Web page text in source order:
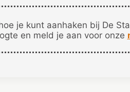
je kunt aanhaken bij De
en meld je aan voor onze